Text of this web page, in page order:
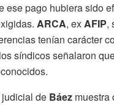
ese pago hubiera sido
ARCA, exAFIP,
tenían carácter
síndicos señalaron
de Báez muestra